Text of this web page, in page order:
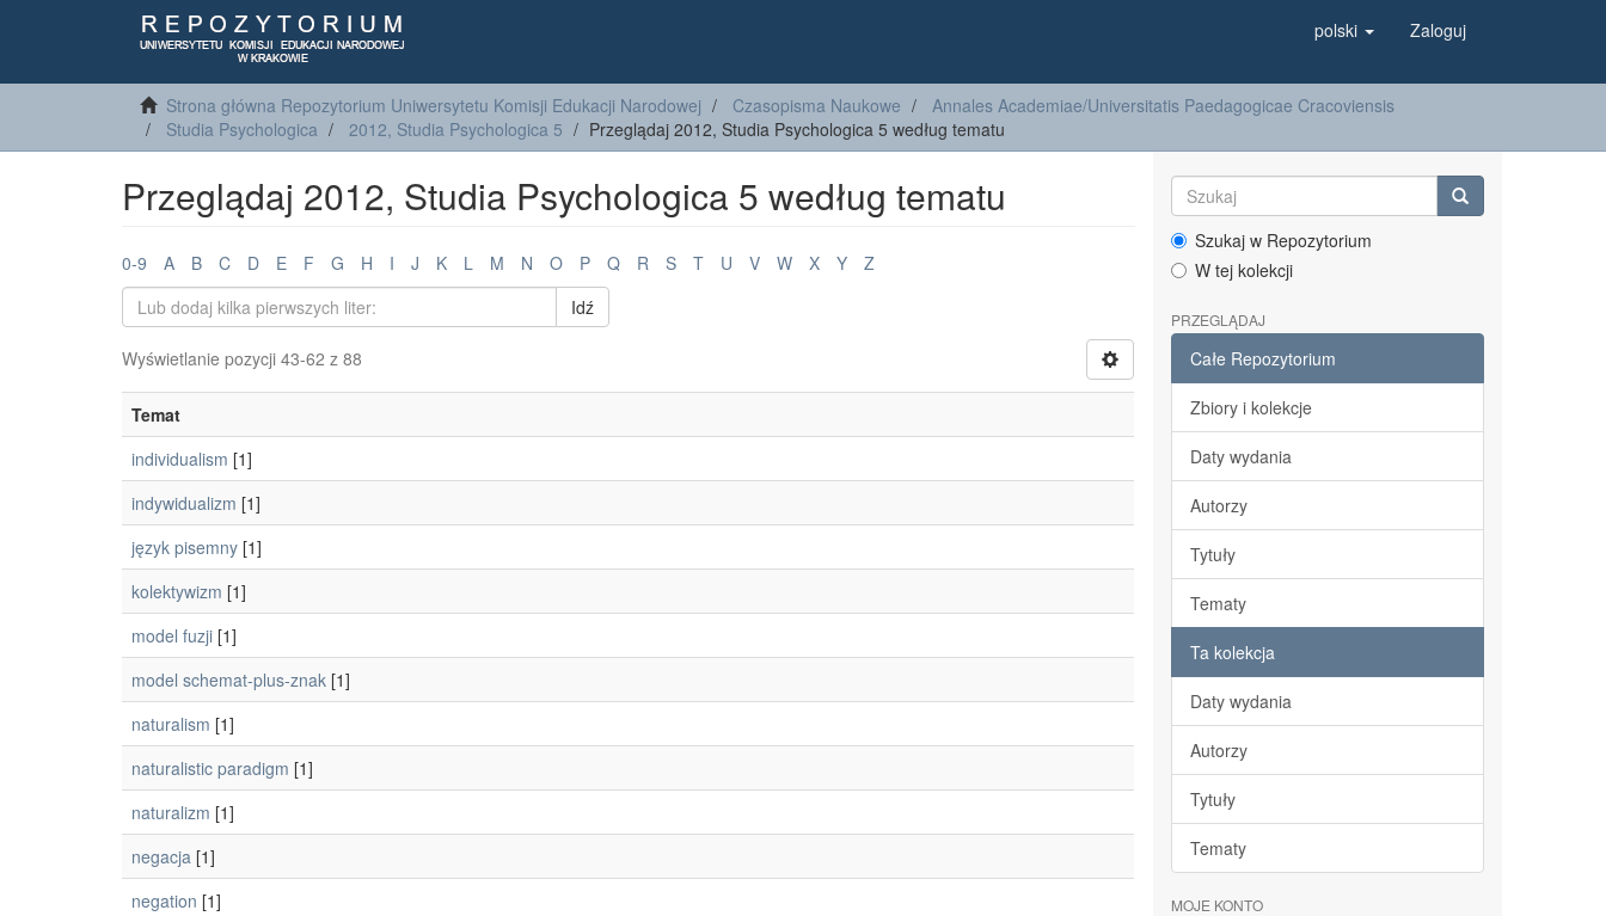
polski Zaloguj
Strona główna Repozytorium Uniwersytetu Komisji Edukacji Narodowej Czasopisma Naukowe
Annales Academiae/Universitatis Paedagogicae Cracoviensis
Studia Psychologica
2012, Studia Psychologica 5 Przeglądaj 2012, Studia Psychologica 5 według tematu
Przeglądaj 2012, Studia Psychologica 5 według tematu
0-9 A B C D E F G H I J K L M N O P Q R S T U V W X Y
Z
Idź
Wyświetlanie pozycji 43-62 z 88
Temat
individualism [1]
indywidualizm [1]
język pisemny [1]
kolektywizm [1]
model fuzji [1]
model schemat-plus-znak [1]
naturalism [1]
naturalistic paradigm [1]
naturalizm [1]
negacja [1]
negation [1]
Szukaj w Repozytorium
W tej kolekcji
PRZEGLĄDAJ
Całe Repozytorium
Zbiory i kolekcje
Daty wydania
Autorzy
Tytuły
Tematy
Ta kolekcja
Daty wydania
Autorzy
Tytuły
Tematy
MOJE KONTO